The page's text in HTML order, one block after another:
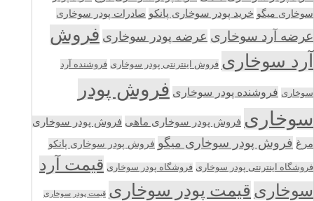
سوخاری میگو خرید پودر سوخاری پانکو صادرات پودر سوخاری
عرضه آرد سوخاری عرضه پودر سوخاری فروش
آرد سوخاری فروش اینترنتی پودر سوخاری فروشنده آرد
سوخاری فروشنده پودر سوخاری فروش پودر
سوخاری فروش پودر سوخاری ماهی فروش پودر سوخاری
مرغ فروش پودر سوخاری میگو فروش پودر سوخاری پانکو
فروشگاه اینترنتی پودر سوخاری فروشگاه پودر سوخاری قیمت آرد
سوخاری قیمت پودر سوخاری قیمت پودر سوخاری